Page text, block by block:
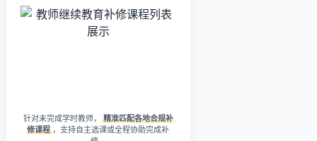
针对未完成学时教师，
精准匹配各地合规补
修课程 ，支持自主选课或全程协助完成补